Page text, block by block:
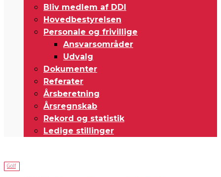
Bliv medlem af DDI
Hovedbestyrelsen
Personale og frivillige
Ansvarsområder
Udvalg
Dokumenter
Referater
Årsberetning
Årsregnskab
Rekord og statistik
Ledige stillinger
Golf